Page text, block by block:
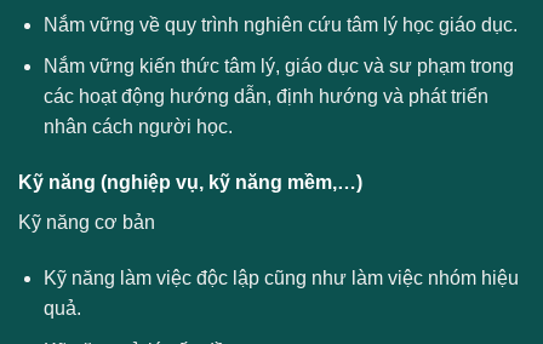
Nắm vững về quy trình nghiên cứu tâm lý học giáo dục.
Nắm vững kiến thức tâm lý, giáo dục và sư phạm trong
các hoạt động hướng dẫn, định hướng và phát triển
nhân cách người học.
Kỹ năng (nghiệp vụ, kỹ năng mềm,…)
Kỹ năng cơ bản
Kỹ năng làm việc độc lập cũng như làm việc nhóm hiệu
quả.